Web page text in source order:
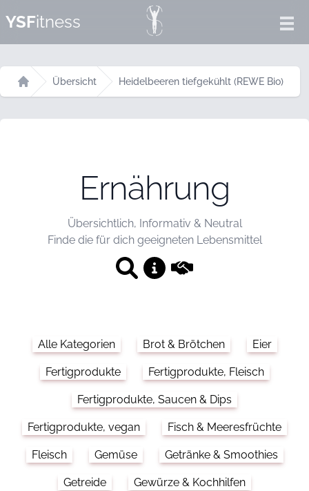
YSFitness
Startseite
Übersicht Heidelbeeren tiefgekühlt (REWE Bio)
Ernährung
Übersichtlich, Informativ & Neutral
Finde die für dich geeigneten Lebensmittel
Alle Kategorien Brot & Brötchen Eier
Fertigprodukte Fertigprodukte, Fleisch
Fertigprodukte, Saucen & Dips
Fertigprodukte, vegan Fisch & Meeresfrüchte
Fleisch Gemüse Getränke & Smoothies
Getreide Gewürze & Kochhilfen